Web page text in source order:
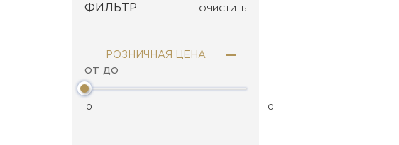
ФИЛЬТР ОЧИСТИТЬ
РОЗНИЧНАЯ ЦЕНА
от до